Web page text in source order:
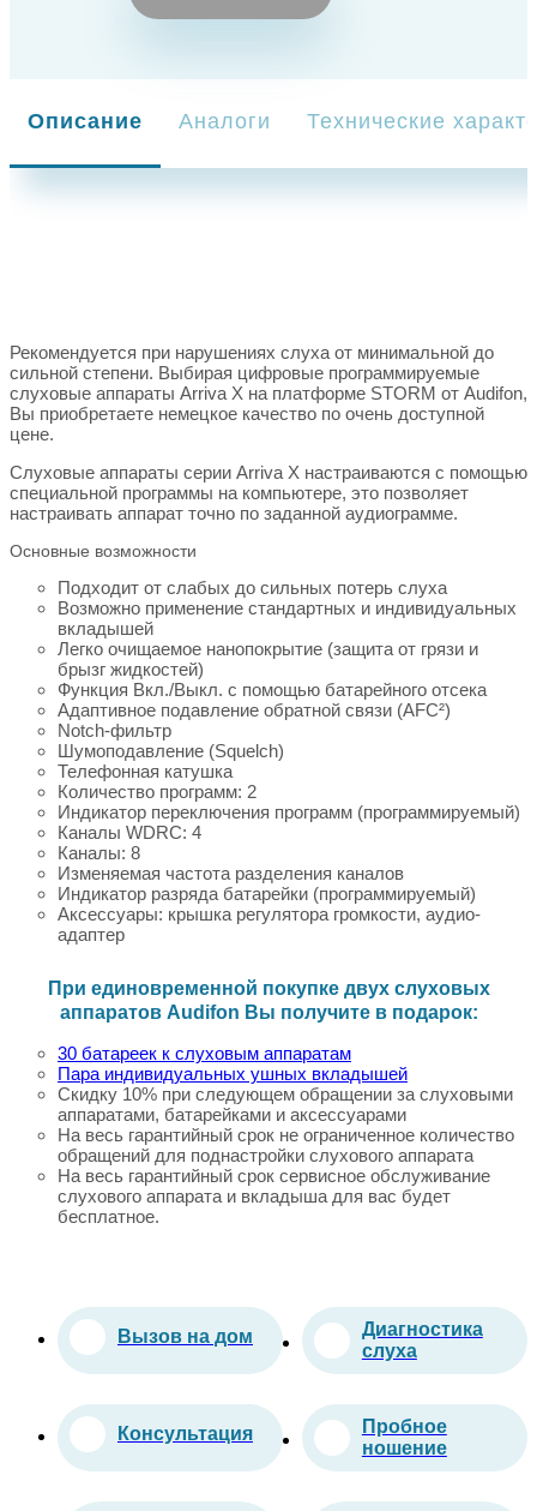
Описание Аналоги Технические
Рекомендуется при нарушениях слуха от минимальной до
сильной степени. Выбирая цифровые программируемые
слуховые аппараты Arriva X на платформе STORM от Audifon,
Вы приобретаете немецкое качество по очень доступной
цене.
Слуховые аппараты серии Arriva X настраиваются с помощью
специальной программы на компьютере, это позволяет
настраивать аппарат точно по заданной аудиограмме.
Основные возможности
Подходит от слабых до сильных потерь слуха
Возможно применение стандартных и индивидуальных
вкладышей
Легко очищаемое нанопокрытие (защита от грязи и
брызг жидкостей)
Функция Вкл./Выкл. с помощью батарейного отсека
Адаптивное подавление обратной связи (AFC²)
Notch-фильтр
Шумоподавление (Squelch)
Телефонная катушка
Количество программ: 2
Индикатор переключения программ (программируемый)
Каналы WDRC: 4
Каналы: 8
Изменяемая частота разделения каналов
Индикатор разряда батарейки (программируемый)
Аксессуары: крышка регулятора громкости, аудио-
адаптер
При единовременной покупке двух слуховых
аппаратов Audifon Вы получите в подарок:
30 батареек к слуховым аппаратам
Пара индивидуальных ушных вкладышей
Скидку 10% при следующем обращении за слуховыми
аппаратами, батарейками и аксессуарами
На весь гарантийный срок не ограниченное количество
обращений для поднастройки слухового аппарата
На весь гарантийный срок сервисное обслуживание
слухового аппарата и вкладыша для вас будет
бесплатное.
Вызов на дом
Диагностика
слуха
Консультация
Пробное
ношение